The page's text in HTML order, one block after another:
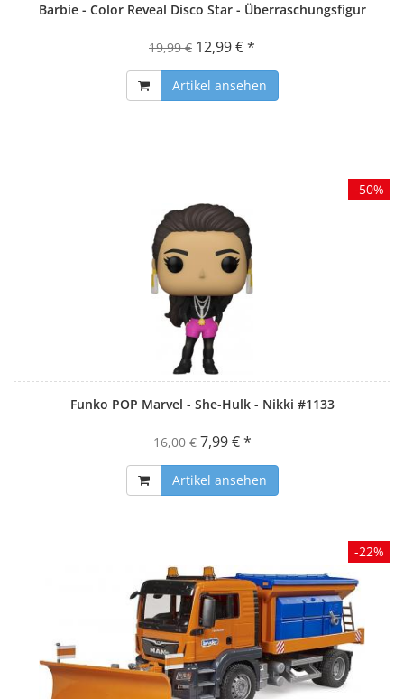
Barbie - Color Reveal Disco Star - Überraschungsfigur
19,99 € 12,99 € *
Artikel ansehen
Funko POP Marvel - She-Hulk - Nikki #1133
16,00 € 7,99 € *
Artikel ansehen
-50%
-22%